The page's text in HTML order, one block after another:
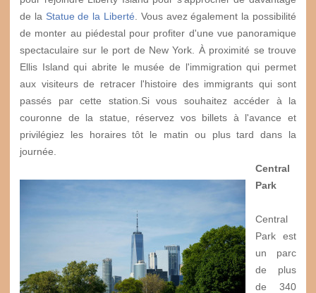
de la Statue de la Liberté . Vous avez également la possibilité
de monter au piédestal pour profiter d'une vue panoramique
spectaculaire sur le port de New York. À proximité se trouve
Ellis Island qui abrite le musée de l'immigration qui permet
aux visiteurs de retracer l'histoire des immigrants qui sont
passés par cette station.Si vous souhaitez accéder à la
couronne de la statue, réservez vos billets à l'avance et
privilégiez les horaires tôt le matin ou plus tard dans la
journée.
Central
Park
Central
Park est
un parc
de plus
de 340